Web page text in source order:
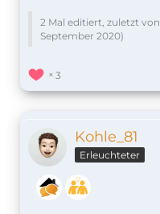
2 Mal editiert, zuletzt von
September 2020)
3
Kohle_81
Erleuchteter